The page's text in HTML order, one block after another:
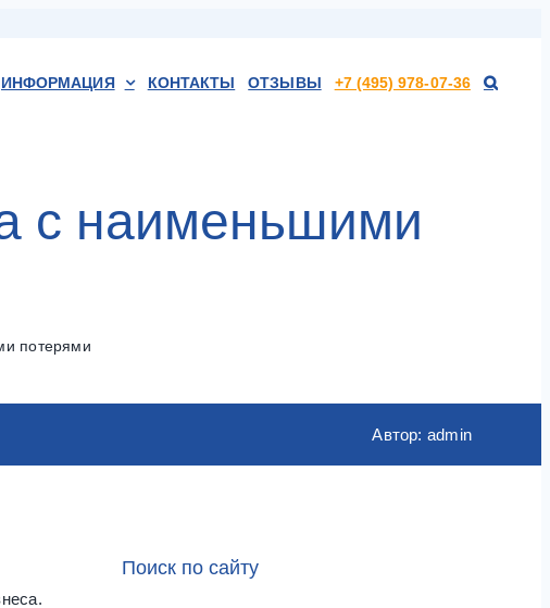
ИНФОРМАЦИЯ КОНТАКТЫ ОТЗЫВЫ +7 (495) 978-07-36
с наименьшими
потерями
Автор: admin
Поиск по сайту